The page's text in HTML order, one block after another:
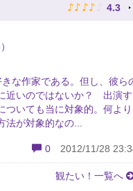
♪ ♪ ♪ ♪ ♪ 4.3
な作家である。但し、彼ら
近いのではないか？ 出演す
ついても当に対象的。何より
が対象的なの...
0 2012/11/28
観たい！一覧へ